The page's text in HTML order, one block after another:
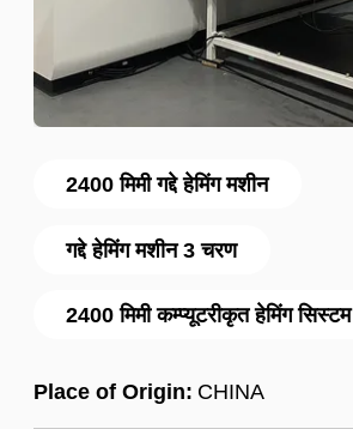
2400 मिमी गद्दे हेमिंग मशीन
गद्दे हेमिंग मशीन 3 चरण
2400 मिमी कम्प्यूटरीकृत हेमिंग सिस्टम
Place of Origin: CHINA